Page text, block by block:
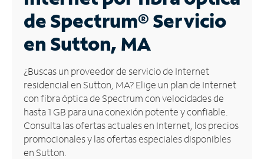
Business
Contáctanos
Inglés
Administrar
cuenta
Encuentra
una
tienda
de Spectrum®Servicio
en Sutton, MA
¿Buscas un proveedor de servicio de Internet
residencial en Sutton, MA? Elige un plan de Internet
con fibra óptica de Spectrum con velocidades de
hasta 1 GB para una conexión potente y confiable.
Consulta las ofertas actuales en Internet, los precios
promocionales y las ofertas especiales disponibles
en Sutton.